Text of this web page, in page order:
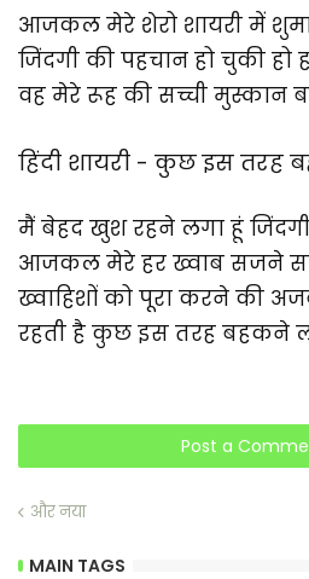
आजकल मेरे शेरो शायरी में
जिंदगी की पहचान हो चुकी हो
वह मेरे रूह की सच्ची मुस्कान
हिंदी शायरी - कुछ इस तरह
मैं बेहद खुश रहने लगा हूं
आजकल मेरे हर ख्वाब सजने
ख्वाहिशों को पूरा करने की
रहती है कुछ इस तरह बहकने
Post a
और नया
MAIN TAGS